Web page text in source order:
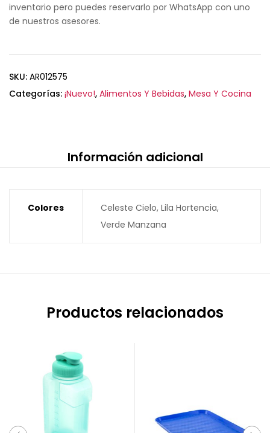
inventario pero puedes reservarlo por WhatsApp con uno
de nuestros asesores.
SKU: AR012575
Categorías: ¡Nuevo!, Alimentos Y Bebidas, Mesa Y Cocina
Información adicional
Colores
Celeste Cielo, Lila Hortencia,
Verde Manzana
Productos relacionados